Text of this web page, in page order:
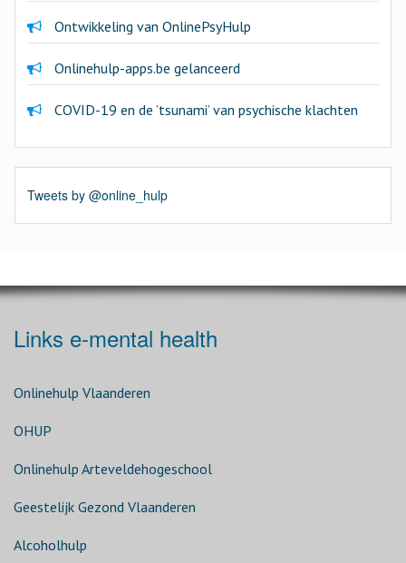
Ontwikkeling van OnlinePsyHulp
Onlinehulp-apps.be gelanceerd
COVID-19 en de ’tsunami’ van psychische klachten
Tweets by @online_hulp
Links e-mental health
Onlinehulp Vlaanderen
OHUP
Onlinehulp Arteveldehogeschool
Geestelijk Gezond Vlaanderen
Alcoholhulp